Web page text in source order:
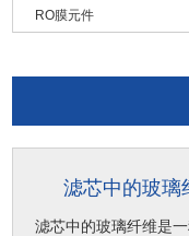
RO膜元件
滤芯中的玻璃
滤芯中的玻璃纤维是